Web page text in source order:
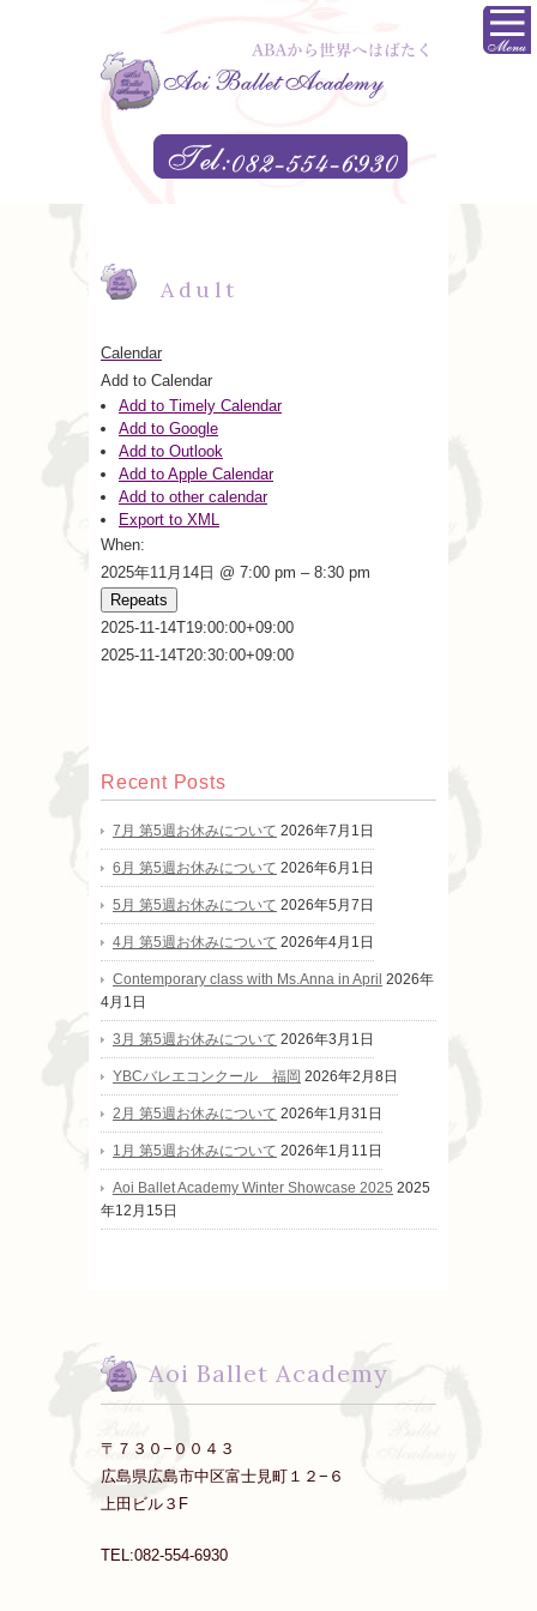
Adult
Calendar
Add to Calendar
Add to Timely Calendar
Add to Google
Add to Outlook
Add to Apple Calendar
Add to other calendar
Export to XML
When:
2025年11月14日 @ 7:00 pm – 8:30 pm
Repeats
2025-11-14T19:00:00+09:00
2025-11-14T20:30:00+09:00
Recent Posts
7月 第5週お休みについて 2026年7月1日
6月 第5週お休みについて 2026年6月1日
5月 第5週お休みについて 2026年5月7日
4月 第5週お休みについて 2026年4月1日
Contemporary class with Ms.Anna in April 2026年
4月1日
3月 第5週お休みについて 2026年3月1日
YBCバレエコンクール 福岡 2026年2月8日
2月 第5週お休みについて 2026年1月31日
1月 第5週お休みについて 2026年1月11日
Aoi Ballet Academy Winter Showcase 2025 2025
年12月15日
Aoi Ballet Academy
〒７３０−００４３
広島県広島市中区富士見町１２−６
上田ビル３F
TEL:082-554-6930